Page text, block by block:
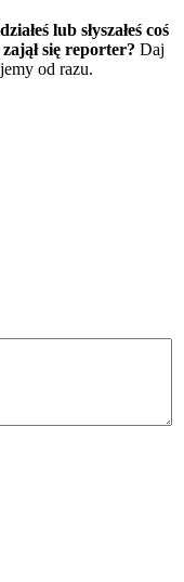
lub słyszałeś coś
się reporter? Daj
od razu.